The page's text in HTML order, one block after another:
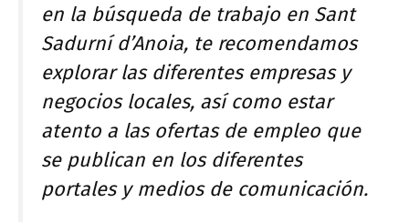
en la búsqueda de trabajo en Sant
Sadurní d’Anoia, te recomendamos
explorar las diferentes empresas y
negocios locales, así como estar
atento a las ofertas de empleo que
se publican en los diferentes
portales y medios de comunicación.